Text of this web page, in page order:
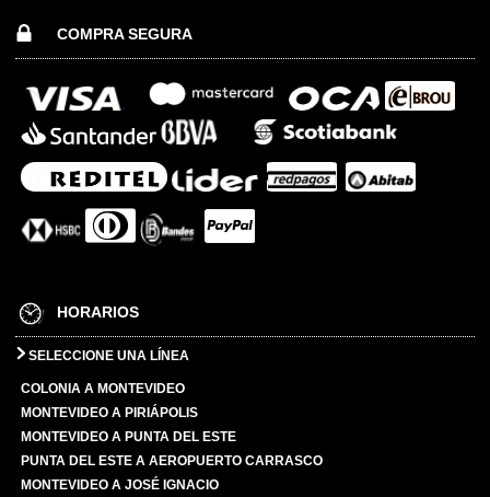
COMPRA SEGURA
HORARIOS
SELECCIONE UNA LÍNEA
COLONIA A MONTEVIDEO
MONTEVIDEO A PIRIÁPOLIS
MONTEVIDEO A PUNTA DEL ESTE
PUNTA DEL ESTE A AEROPUERTO CARRASCO
MONTEVIDEO A JOSÉ IGNACIO